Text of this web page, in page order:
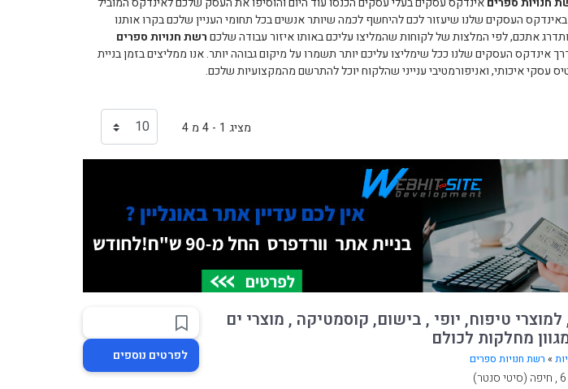
העסקים שלנו שיעזור לכם להיחשף לכמה שיותר אנשים בכל תחומי העניין שלכם בקרו אותנו
אתכם, לפי המלצות של לקוחות שהמליצו עליכם באותו איזור עבודה שלכםרשת חנויות ספרים
אינדקס העסקים שלנו ככל שימליצו עליכם יותר תשמרו על מיקום גבוהה יותר. אנו ממליצים בזמן בניית
עסקי איכותי, ואניפורמטיבי ענייני שהלקוח יוכל להתרשם מהמקצועיות שלכם.
מציג 1 - 4 מ 4
טיפוח, יופי , בישום, קוסמטיקה , מוצרי ים
מחלקות לכולם
» רשת חנויות ספרים לפרטים נוספים